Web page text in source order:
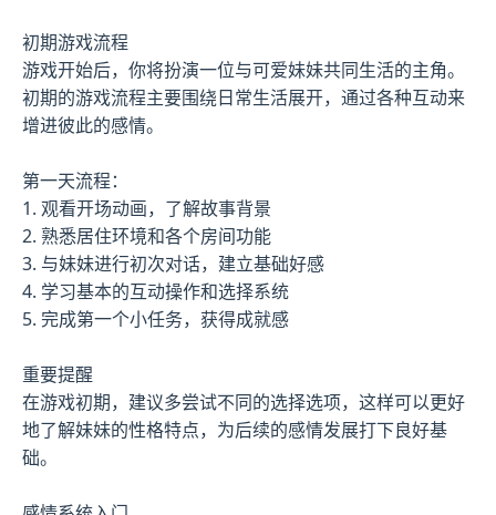
初期游戏流程
游戏开始后，你将扮演一位与可爱妹妹共同生活的主角。
初期的游戏流程主要围绕日常生活展开，通过各种互动来
增进彼此的感情。
第一天流程：
1. 观看开场动画，了解故事背景
2. 熟悉居住环境和各个房间功能
3. 与妹妹进行初次对话，建立基础好感
4. 学习基本的互动操作和选择系统
5. 完成第一个小任务，获得成就感
重要提醒
在游戏初期，建议多尝试不同的选择选项，这样可以更好
地了解妹妹的性格特点，为后续的感情发展打下良好基
础。